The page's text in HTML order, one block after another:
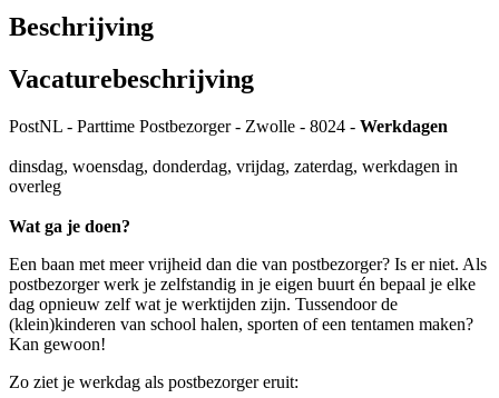
Beschrijving
Vacaturebeschrijving
PostNL - Parttime Postbezorger - Zwolle - 8024 - Werkdagen
dinsdag, woensdag, donderdag, vrijdag, zaterdag, werkdagen in
overleg
Wat ga je doen?
Een baan met meer vrijheid dan die van postbezorger? Is er niet. Als
postbezorger werk je zelfstandig in je eigen buurt én bepaal je elke
dag opnieuw zelf wat je werktijden zijn. Tussendoor de
(klein)kinderen van school halen, sporten of een tentamen maken?
Kan gewoon!
Zo ziet je werkdag als postbezorger eruit: